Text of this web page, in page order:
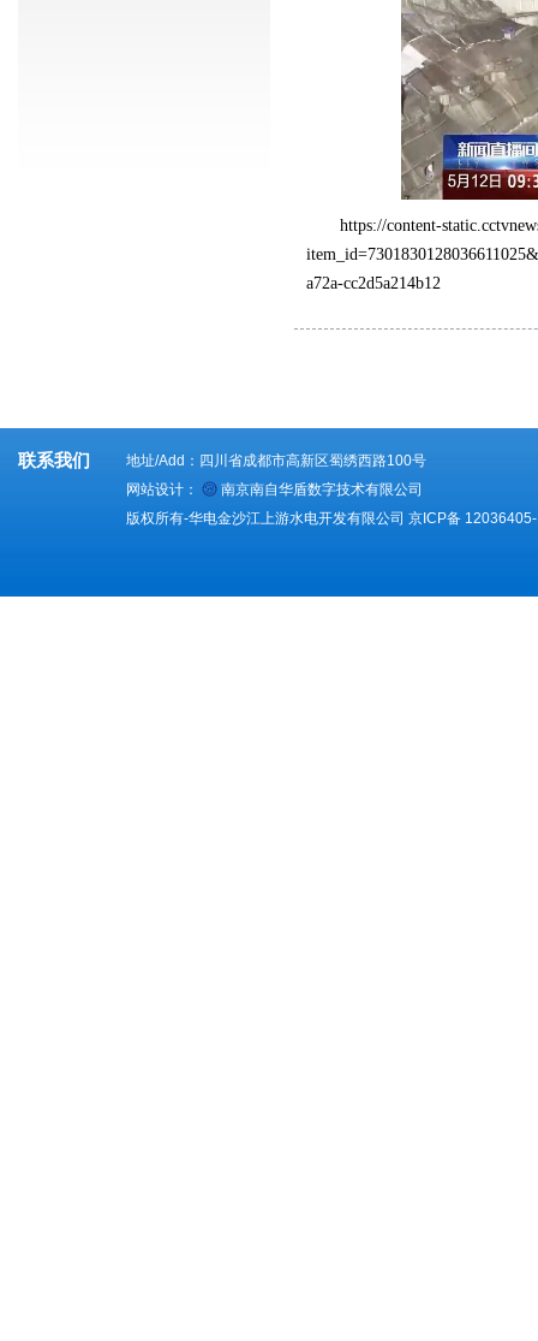
https://content-
a72a-cc2d5a214b12
联系我们
地址/Add：四川省成都市高新区蜀绣西路100号
网站设计：
南京南自华盾数字技术有限公司
版权所有-华电金沙江上游水电开发有限公司 京ICP备